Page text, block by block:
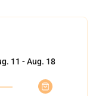
11 - Aug. 18